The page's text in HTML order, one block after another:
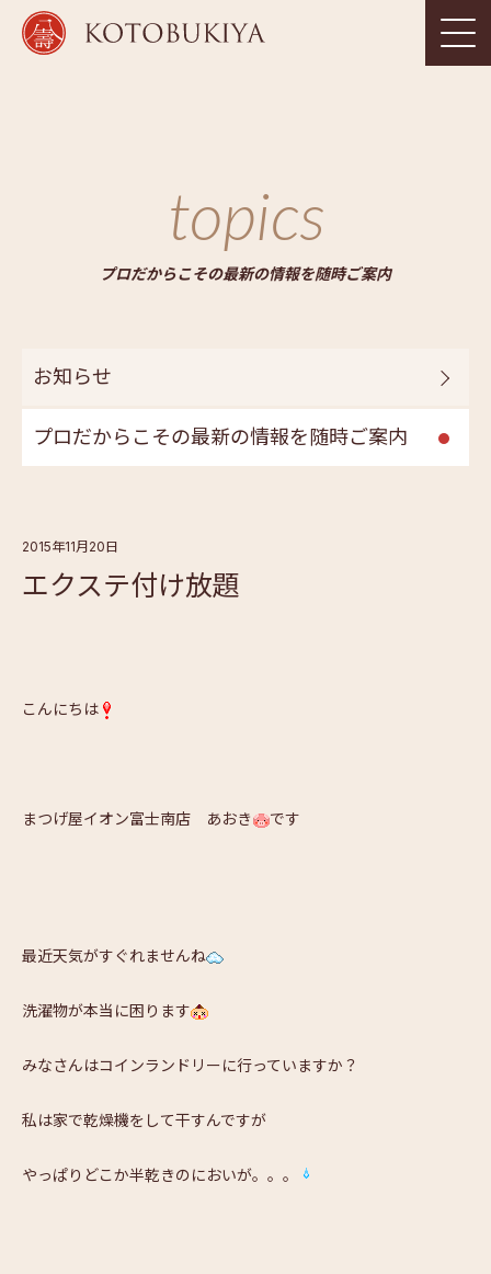
topics
プロだからこその最新の情報を随時ご案内
お知らせ
プロだからこその最新の情報を随時ご案内
2015年11月20日
エクステ付け放題
こんにちは
まつげ屋イオン富士南店 あおき です
最近天気がすぐれませんね
洗濯物が本当に困ります
みなさんはコインランドリーに行っていますか？
私は家で乾燥機をして干すんですが
やっぱりどこか半乾きのにおいが。。。